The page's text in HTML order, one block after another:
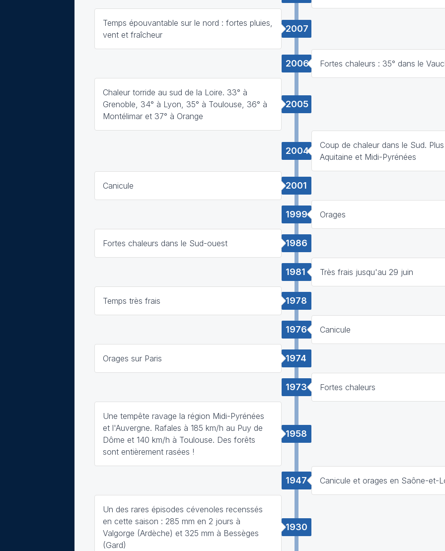
2007
Temps épouvantable sur le nord : fortes pluies,
vent et fraîcheur
2006 Fortes chaleurs : 35° dans le
2005
Chaleur torride au sud de la Loire. 33° à
Grenoble, 34° à Lyon, 35° à Toulouse, 36° à
Montélimar et 37° à Orange
2004
Coup de chaleur dans le Sud.
Aquitaine et Midi-Pyrénées
2001
Canicule
1999 Orages
1986
Fortes chaleurs dans le Sud-ouest
1981 Très frais jusqu'au 29 juin
1978
Temps très frais
1976 Canicule
1974
Orages sur Paris
1973 Fortes chaleurs
1958
Une tempête ravage la région Midi-Pyrénées
et l'Auvergne. Rafales à 185 km/h au Puy de
Dôme et 140 km/h à Toulouse. Des forêts
sont entièrement rasées !
1947 Canicule et orages en Saône-et-
1930
Un des rares épisodes cévenoles recenssés
en cette saison : 285 mm en 2 jours à
Valgorge (Ardèche) et 325 mm à Bessèges
(Gard)